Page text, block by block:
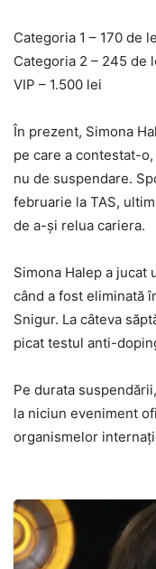
Categoria 1 – 170 de
Categoria 2 – 245 de
VIP – 1.500 lei
În prezent, Simona
pe care a contestat-
nu de suspendare.
februarie la TAS,
de a-și relua cariera.
Simona Halep a jucat
când a fost eliminată
Snigur. La câteva
picat testul anti-
Pe durata
la niciun eveniment
organismelor